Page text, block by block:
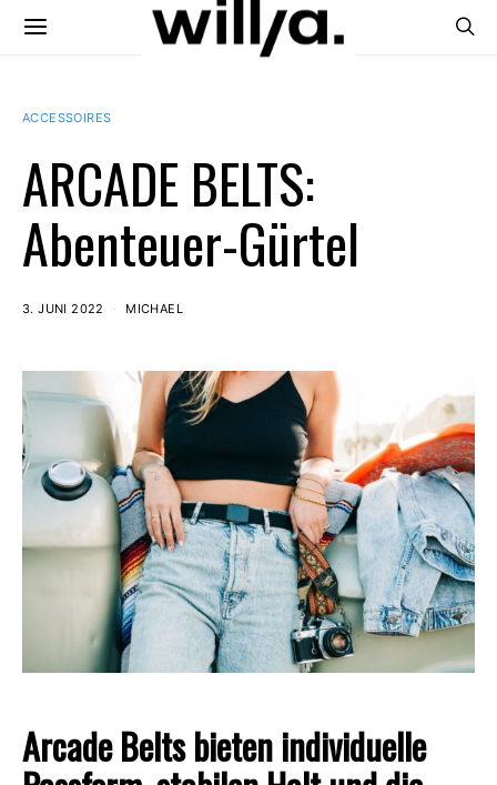
ACCESSOIRES
ARCADE BELTS:
Abenteuer-Gürtel
3. JUNI 2022 MICHAEL
Arcade Belts bieten individuelle